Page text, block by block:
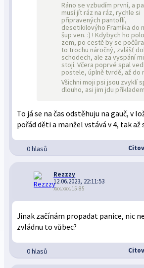
Ráno se vzbudím první, a
musí jít ráz na ráz, rychle si
připravených pantoflí,
desetikilovýho Framíka do
šup ven. :) ! Kdybych ho
zem, po cestě by se
to trochu náročný, zvlášť
schodech, ale za vyspání
stojí. Včera poprvé spal
postele, úplně tvrdě, až do
Všichni moji psi jsou zvyklí
dlouho, asi jim jdu
To já se na čas odstěhuju na gauč, v
pořád děti a manžel vstává v 4, tak až
0 hlasů
Rezzzy
12.06.2023, 22:11:53
xxx.xxx.15.85
Jinak začínám propadat panice, nic
zvládnu to vůbec?
0 hlasů